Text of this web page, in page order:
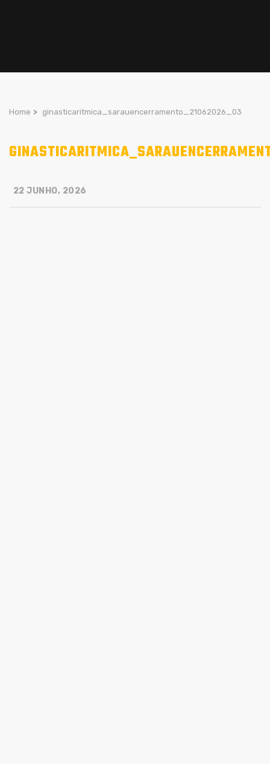
Home > ginasticaritmica_sarauencerramento_21062026_03
22 JUNHO, 2026